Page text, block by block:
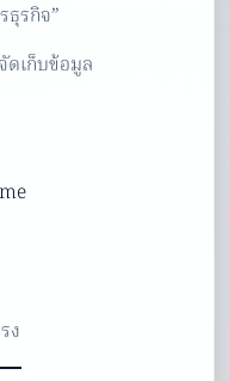
ธุรกิจ”
ดเก็บข้อมูล
ง